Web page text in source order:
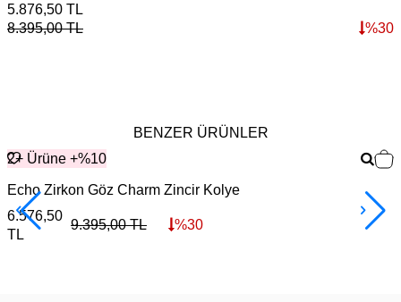
5.876,50 TL
8.395,00TL %30
BENZER ÜRÜNLER
2+ Ürüne +%10
Echo Zirkon Göz Charm Zincir Kolye
6.576,50
TL
9.395,00TL %30